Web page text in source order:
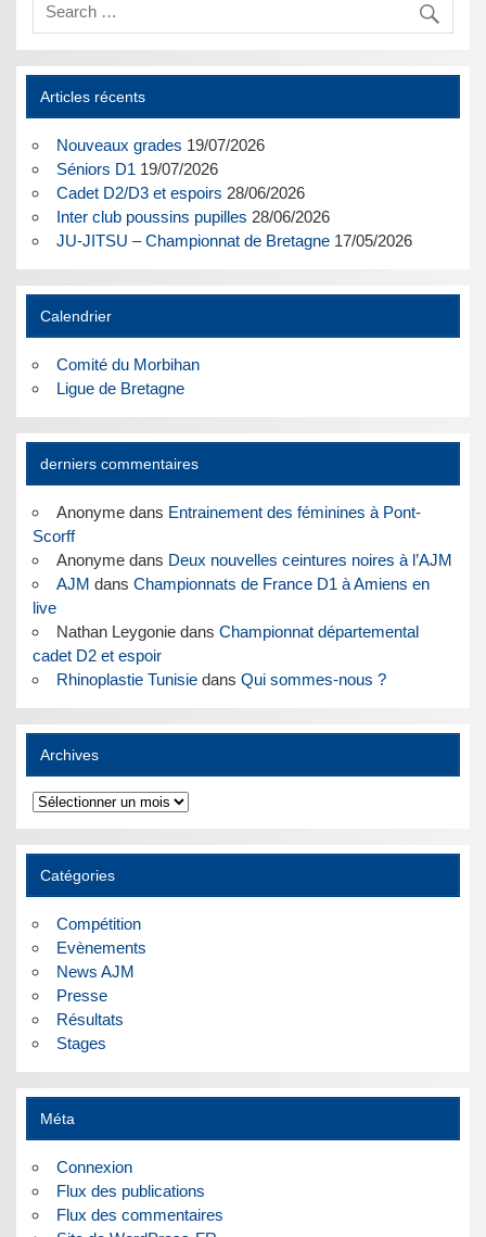
Articles récents
Nouveaux grades 19/07/2026
Séniors D1 19/07/2026
Cadet D2/D3 et espoirs 28/06/2026
Inter club poussins pupilles 28/06/2026
JU-JITSU – Championnat de Bretagne 17/05/2026
Calendrier
Comité du Morbihan
Ligue de Bretagne
derniers commentaires
Anonymedans Entrainement des féminines à Pont-
Scorff
Anonymedans Deux nouvelles ceintures noires à l’AJM
AJM dans Championnats de France D1 à Amiens en
live
Nathan Leygoniedans Championnat départemental
cadet D2 et espoir
Rhinoplastie Tunisiedans Qui sommes-nous ?
Archives
Archives
Catégories
Compétition
Evènements
News AJM
Presse
Résultats
Stages
Méta
Connexion
Flux des publications
Flux des commentaires